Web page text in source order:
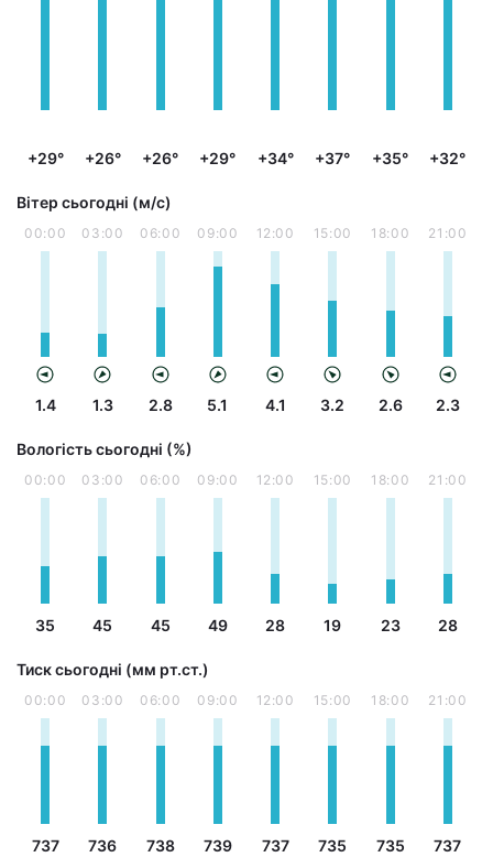
+29° +26° +26° +29° +34° +37° +35° +32°
Вітер сьогодні (м/с)
00:00
1.4
03:00
1.3
06:00
2.8
09:00
5.1
12:00
4.1
15:00
3.2
18:00
2.6
21:00
2.3
Вологість сьогодні (%)
00:00
35
03:00
45
06:00
45
09:00
49
12:00
28
15:00
19
18:00
23
21:00
28
Тиск сьогодні (мм рт.ст.)
00:00
737
03:00
736
06:00
738
09:00
739
12:00
737
15:00
735
18:00
735
21:00
737